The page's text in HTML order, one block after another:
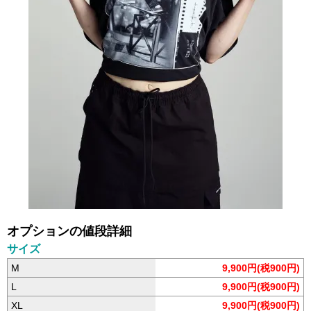
オプションの値段詳細
サイズ
M
9,900円(税900円)
L
9,900円(税900円)
XL
9,900円(税900円)